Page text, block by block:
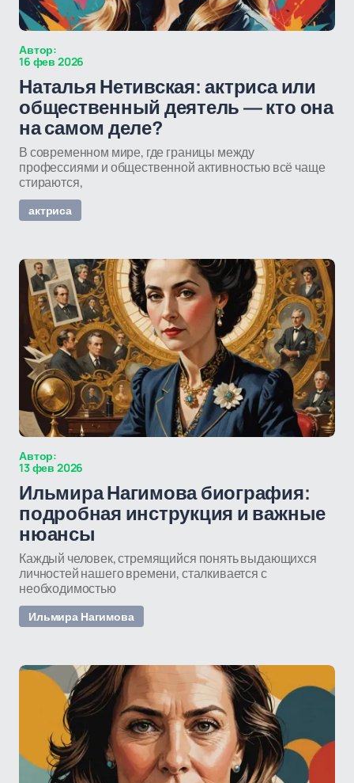
Автор:
16 фев 2026
Наталья Нетивская: актриса или
общественный деятель — кто она
на самом деле?
В современном мире, где границы между
профессиями и общественной активностью всё чаще
стираются,
актриса
Автор:
13 фев 2026
Ильмира Нагимова биография:
подробная инструкция и важные
нюансы
Каждый человек, стремящийся понять выдающихся
личностей нашего времени, сталкивается с
необходимостью
Ильмира Нагимова